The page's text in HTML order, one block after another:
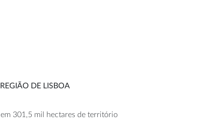
REGIÃO DE LISBOA
em 301,5 mil hectares de território